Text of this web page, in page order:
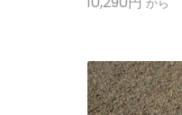
から